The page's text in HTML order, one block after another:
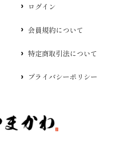
ログイン
会員規約について
特定商取引法について
プライバシーポリシー